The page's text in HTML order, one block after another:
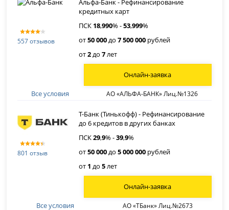
557 отзывов
Альфа-Банк - Рефинансирование
кредитных карт
ПСК 18,990% -53,999%
от50 000до7 500 000 рублей
от2до7лет
Все условия АО «АЛЬФА-БАНК» Лиц.№1326
Онлайн-заявка
801 отзыв
Т-Банк (Тинькофф) - Рефинансирование
до 6 кредитов в других банках
ПСК29,9% -39,9%
от50 000до5 000 000 рублей
от 1 до5лет
Все условия АО «ТБанк» Лиц.№2673
Онлайн-заявка